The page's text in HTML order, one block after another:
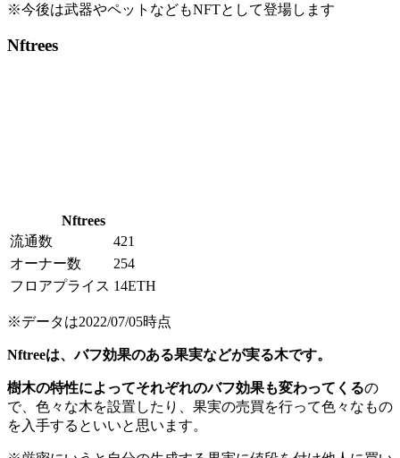
※今後は武器やペットなどもNFTとして登場します
Nftrees
Nftrees
流通数
421
オーナー数
254
フロアプライス 14ETH
※データは2022/07/05時点
Nftreeは、バフ効果のある果実などが実る木です。
樹木の特性によってそれぞれのバフ効果も変わってくるの
で、色々な木を設置したり、果実の売買を行って色々なもの
を入手するといいと思います。